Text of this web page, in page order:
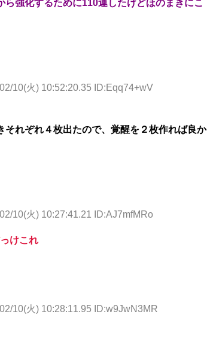
強化するために110連したけどほのまきにこ
10(火) 10:52:20.35 ID:Eqq74+wV
それぞれ４枚出たので、覚醒を２枚作れば良か
10(火) 10:27:41.21 ID:AJ7mfMRo
けこれ
10(火) 10:28:11.95 ID:w9JwN3MR